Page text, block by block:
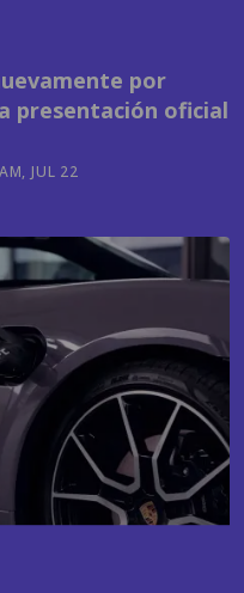
presentación oficial
JUL 22
La respuesta te